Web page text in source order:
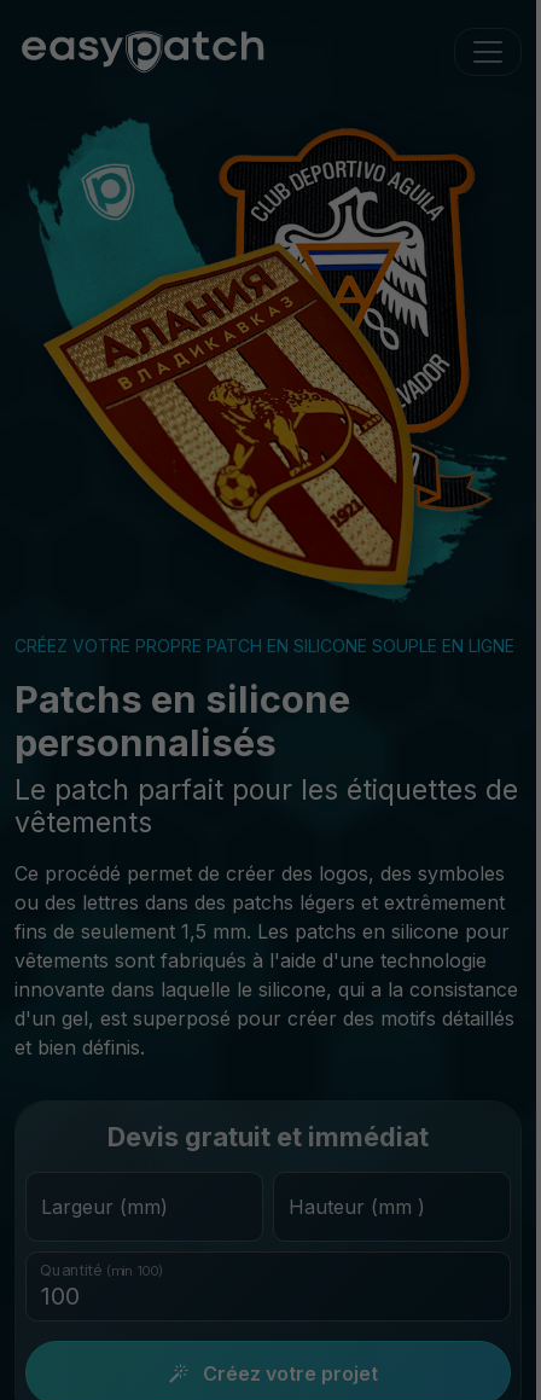
CRÉEZ VOTRE PROPRE PATCH EN SILICONE SOUPLE EN LIGNE
Patchs en silicone
personnalisés
Le patch parfait pour les étiquettes de
vêtements
Ce procédé permet de créer des logos, des symboles
ou des lettres dans des patchs légers et extrêmement
fins de seulement 1,5 mm. Les patchs en silicone pour
vêtements sont fabriqués à l'aide d'une technologie
innovante dans laquelle le silicone, qui a la consistance
d'un gel, est superposé pour créer des motifs détaillés
et bien définis.
Devis gratuit et immédiat
Largeur (mm) Hauteur (mm )
Quantité (min 100)
Créez votre projet